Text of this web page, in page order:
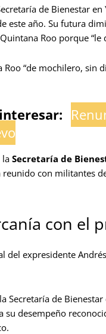
de Bienestar en
este año. Su futura
Roo porque
Roo “de mochilero,
laSecretaría de
con militantes
con el
del expresidente
Secretaría de
desempeño